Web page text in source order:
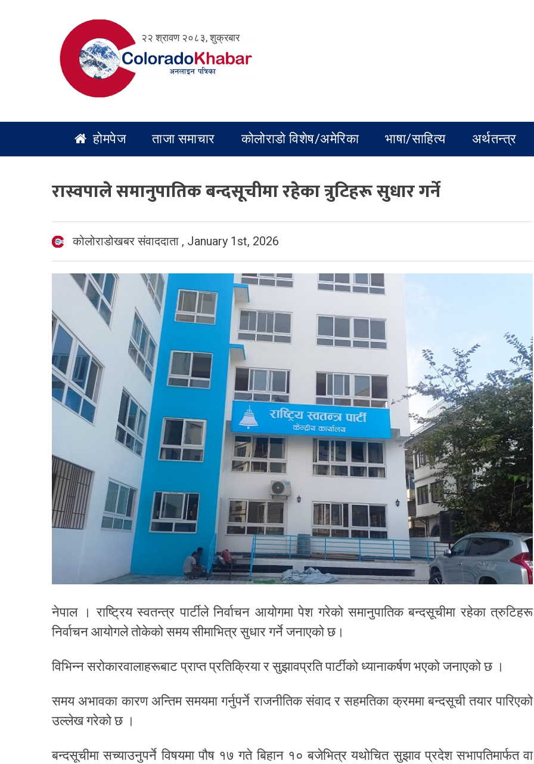
२२ श्रावण २०८३, शुक्रबार
होमपेज ताजा समाचार कोलोराडो विशेष/अमेरिका भाषा/साहित्य अर्थतन्त्र
रास्वपाले समानुपातिक बन्दसूचीमा रहेका त्रुटिहरू सुधार गर्ने
कोलोराडोखबर संवाददाता , January 1st, 2026
नेपाल । राष्ट्रिय स्वतन्त्र पार्टीले निर्वाचन आयोगमा पेश गरेको समानुपातिक बन्दसूचीमा रहेका त्रुटिहरू
निर्वाचन आयोगले तोकेको समय सीमाभित्र सुधार गर्ने जनाएको छ।
विभिन्न सरोकारवालाहरूबाट प्राप्त प्रतिक्रिया र सुझावप्रति पार्टीको ध्यानाकर्षण भएको जनाएको छ ।
समय अभावका कारण अन्तिम समयमा गर्नुपर्ने राजनीतिक संवाद र सहमतिका क्रममा बन्दसूची तयार पारिएको
उल्लेख गरेको छ ।
बन्दसूचीमा सच्याउनुपर्ने विषयमा पौष १७ गते बिहान १० बजेभित्र यथोचित सुझाव प्रदेश सभापतिमार्फत वा